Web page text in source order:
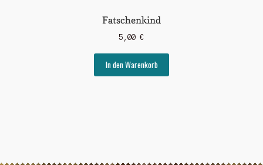
Fatschenkind
5,00 €
In den Warenkorb